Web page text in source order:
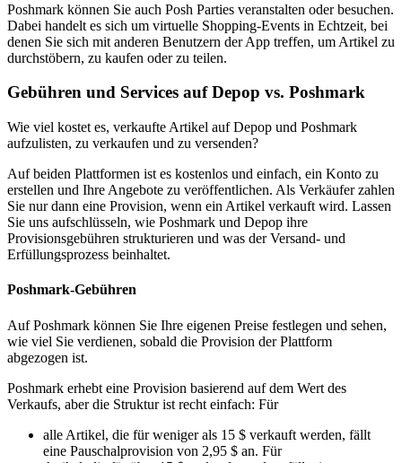
Poshmark können Sie auch Posh Parties veranstalten oder besuchen.
Dabei handelt es sich um virtuelle Shopping-Events in Echtzeit, bei
denen Sie sich mit anderen Benutzern der App treffen, um Artikel zu
durchstöbern, zu kaufen oder zu teilen.
Gebühren und Services auf Depop vs. Poshmark
Wie viel kostet es, verkaufte Artikel auf Depop und Poshmark
aufzulisten, zu verkaufen und zu versenden?
Auf beiden Plattformen ist es kostenlos und einfach, ein Konto zu
erstellen und Ihre Angebote zu veröffentlichen. Als Verkäufer zahlen
Sie nur dann eine Provision, wenn ein Artikel verkauft wird. Lassen
Sie uns aufschlüsseln, wie Poshmark und Depop ihre
Provisionsgebühren strukturieren und was der Versand- und
Erfüllungsprozess beinhaltet.
Poshmark-Gebühren
Auf Poshmark können Sie Ihre eigenen Preise festlegen und sehen,
wie viel Sie verdienen, sobald die Provision der Plattform
abgezogen ist.
Poshmark erhebt eine Provision basierend auf dem Wert des
Verkaufs, aber die Struktur ist recht einfach: Für
alle Artikel, die für weniger als 15 $ verkauft werden, fällt
eine Pauschalprovision von 2,95 $ an. Für